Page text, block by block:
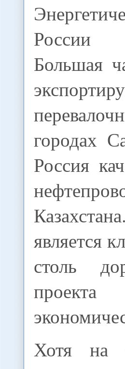
России
Большая
городах
Россия
является
столь
Хотя на